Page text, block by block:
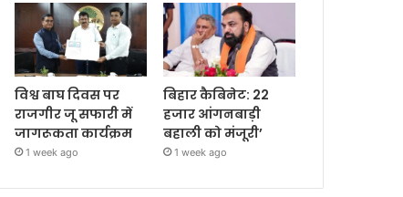
विश्व बाघ दिवस पर
राजगीर जू सफारी में
जागरूकता कार्यक्रम
1 week ago
बिहार कैबिनेट: 22
हजार आंगनबाड़ी
बहाली को मंजूरी’
1 week ago